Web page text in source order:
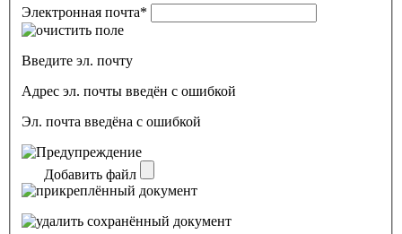
Электронная почта*
Введите эл. почту
Адрес эл. почты введён с ошибкой
Эл. почта введёна с ошибкой
Добавить файл